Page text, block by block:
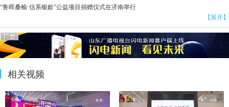
“鲁晖桑榆·信系银龄”公益项目捐赠仪式在济南举行
【展开】
相关视频